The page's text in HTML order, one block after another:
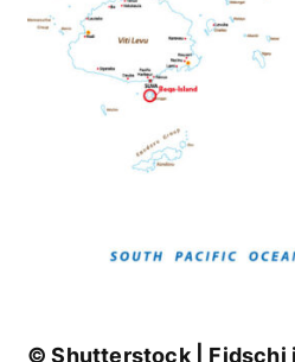
© Shutterstock | Fidschi